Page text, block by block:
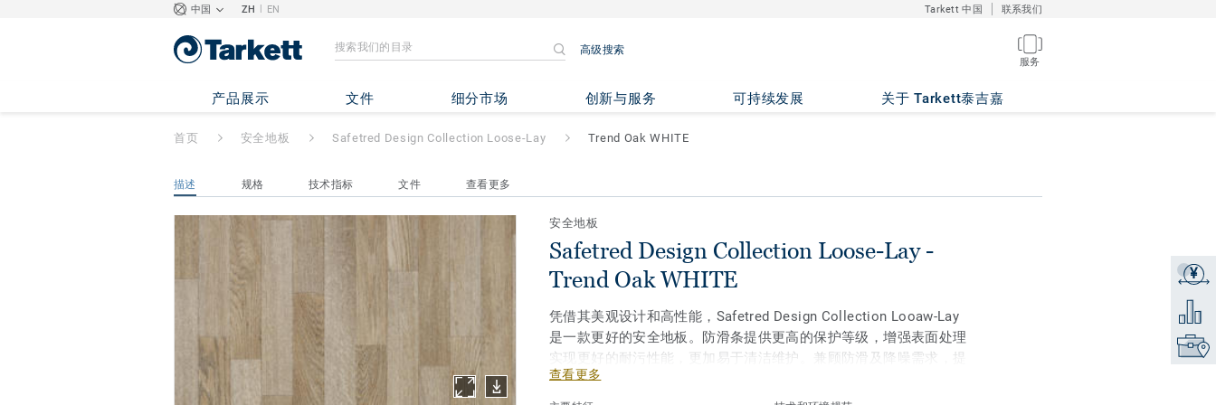
中国 ZH | EN Tarkett 中国 联系我们
高级搜索
服务
产品展示 文件 细分市场 创新与服务 可持续发展 关于 Tarkett泰吉嘉
Safetred Design Collection Loose-Lay - Trend Oak WHITE
¥
获取报
添加到
找到销
首页 安全地板 Safetred Design Collection Loose-Lay Trend Oak WHITE
描述 规格 技术指标 文件 查看更多
安全地板
Safetred Design Collection Loose-Lay -
Trend Oak WHITE
凭借其美观设计和高性能，Safetred Design Collection Looaw-Lay
是一款更好的安全地板。防滑条提供更高的保护等级，增强表面处理
实现更好的耐污性能，更加易于清洁维护。兼顾防滑及降噪需求，提
供多种逼真的设计，包括真实木材，传统瓷砖和天然石材效果。产品
是翻新工程的理想选择，安装快速简便，节省时间和成本。
查看更多